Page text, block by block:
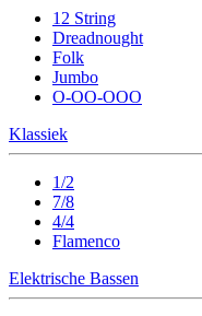
12 String
Dreadnought
Folk
Jumbo
O-OO-OOO
Klassiek
1/2
7/8
4/4
Flamenco
Elektrische Bassen